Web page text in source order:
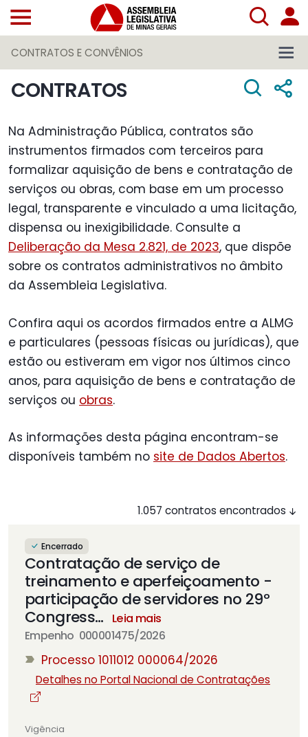
CONTRATOS E CONVÊNIOS
CONTRATOS
Na Administração Pública, contratos são
instrumentos firmados com terceiros para
formalizar aquisição de bens e contratação de
serviços ou obras, com base em um processo
legal, transparente e vinculado a uma licitação,
dispensa ou inexigibilidade. Consulte a
Deliberação da Mesa 2.821, de 2023, que dispõe
sobre os contratos administrativos no âmbito
da Assembleia Legislativa.
Confira aqui os acordos firmados entre a ALMG
e particulares (pessoas físicas ou jurídicas), que
estão ou estiveram em vigor nos últimos cinco
anos, para aquisição de bens e contratação de
serviços ou obras.
As informações desta página encontram-se
disponíveis também no site de Dados Abertos.
1.057 contratos encontrados
Encerrado
Contratação de serviço de
treinamento e aperfeiçoamento -
participação de servidores no 29º
Congress…
Leia mais
Empenho 000001475/2026
Processo 1011012 000064/2026
Detalhes no Portal Nacional de Contratações
Vigência